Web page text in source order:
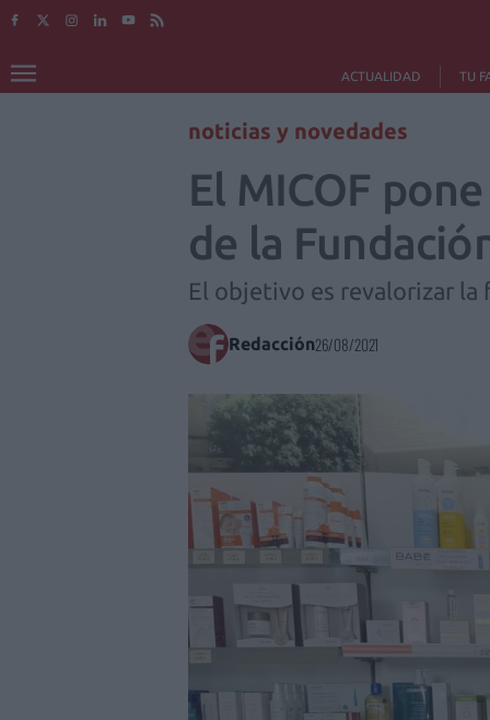
ACTUALIDAD TU
noticias y novedades
El MICOF
de la
El objetivo es revalorizar
Redacción26/08/2021